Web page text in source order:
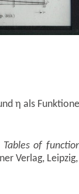
η als
Tables of
Verlag,